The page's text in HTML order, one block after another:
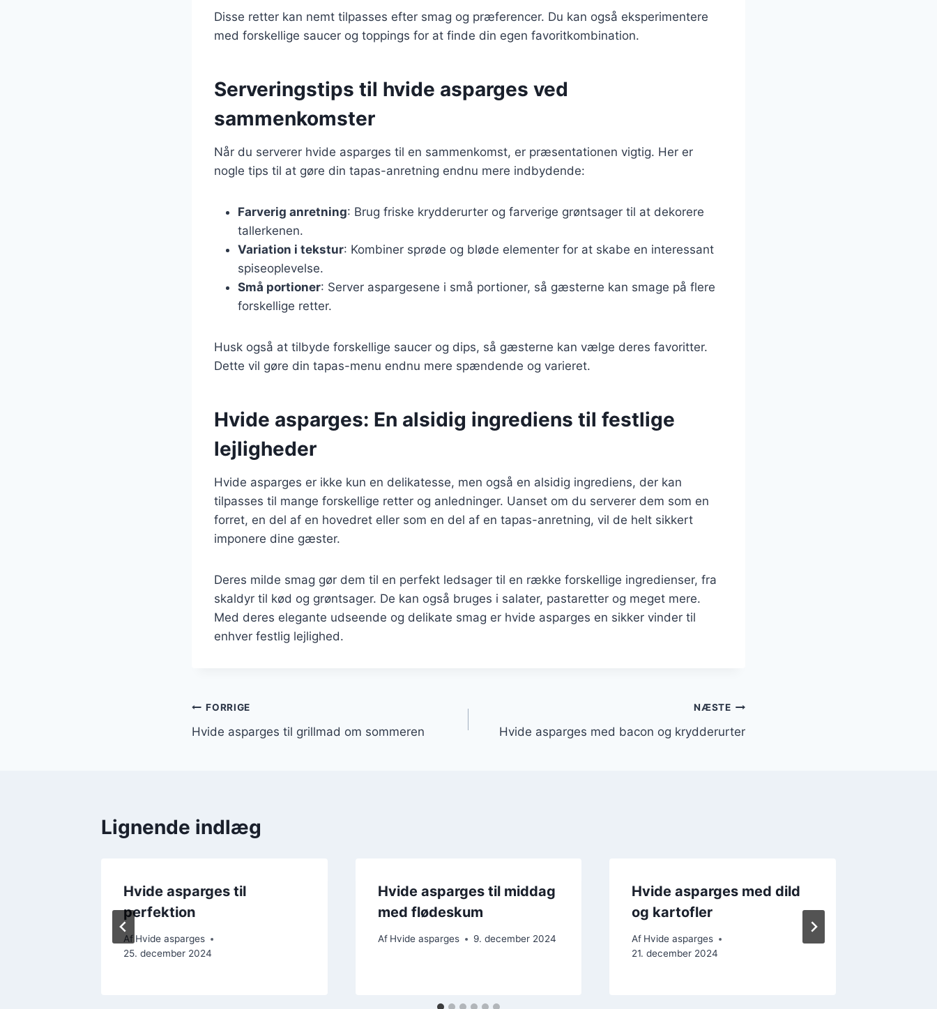
Disse retter kan nemt tilpasses efter smag og præferencer. Du kan også eksperimentere
med forskellige saucer og toppings for at finde din egen favoritkombination.
Serveringstips til hvide asparges ved
sammenkomster
Når du serverer hvide asparges til en sammenkomst, er præsentationen vigtig. Her er
nogle tips til at gøre din tapas-anretning endnu mere indbydende:
Farverig anretning: Brug friske krydderurter og farverige grøntsager til at dekorere
tallerkenen.
Variation i tekstur: Kombiner sprøde og bløde elementer for at skabe en interessant
spiseoplevelse.
Små portioner: Server aspargesene i små portioner, så gæsterne kan smage på flere
forskellige retter.
Husk også at tilbyde forskellige saucer og dips, så gæsterne kan vælge deres favoritter.
Dette vil gøre din tapas-menu endnu mere spændende og varieret.
Hvide asparges: En alsidig ingrediens til festlige
lejligheder
Hvide asparges er ikke kun en delikatesse, men også en alsidig ingrediens, der kan
tilpasses til mange forskellige retter og anledninger. Uanset om du serverer dem som en
forret, en del af en hovedret eller som en del af en tapas-anretning, vil de helt sikkert
imponere dine gæster.
Deres milde smag gør dem til en perfekt ledsager til en række forskellige ingredienser, fra
skaldyr til kød og grøntsager. De kan også bruges i salater, pastaretter og meget mere.
Med deres elegante udseende og delikate smag er hvide asparges en sikker vinder til
enhver festlig lejlighed.
Indlægsnavigation
FORRIGE
Hvide asparges til grillmad om sommeren
NÆSTE
Hvide asparges med bacon og krydderurter
Lignende indlæg
Hvide asparges til
perfektion
Af Hvide asparges
25. december 2024
Hvide asparges til middag
med flødeskum
Af Hvide asparges 9. december 2024
Hvide asparges med dild
og kartofler
Af Hvide asparges
21. december 2024